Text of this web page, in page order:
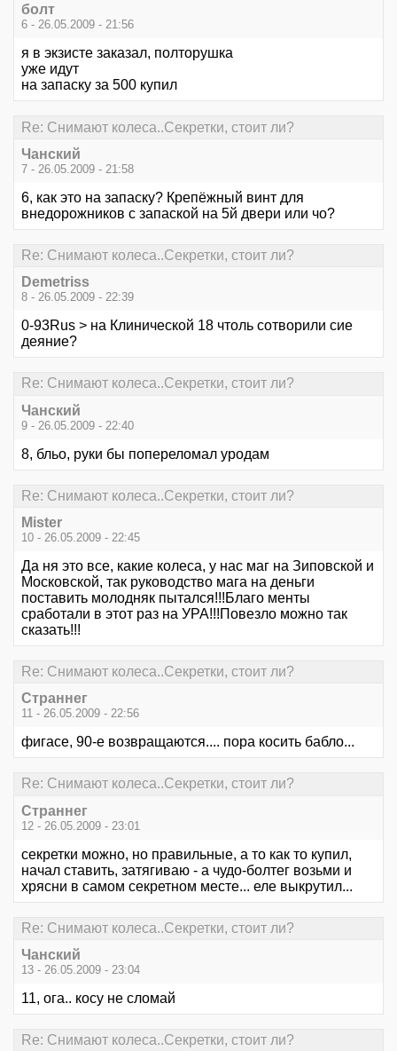
болт
6 - 26.05.2009 - 21:56
я в экзисте заказал, полторушка
уже идут
на запаску за 500 купил
Re: Снимают колеса..Секретки, стоит ли?
Чанский
7 - 26.05.2009 - 21:58
6, как это на запаску? Крепёжный винт для
внедорожников с запаской на 5й двери или чо?
Re: Снимают колеса..Секретки, стоит ли?
Demetriss
8 - 26.05.2009 - 22:39
0-93Rus > на Клинической 18 чтоль сотворили сие
деяние?
Re: Снимают колеса..Секретки, стоит ли?
Чанский
9 - 26.05.2009 - 22:40
8, бльо, руки бы попереломал уродам
Re: Снимают колеса..Секретки, стоит ли?
Mister
10 - 26.05.2009 - 22:45
Да ня это все, какие колеса, у нас маг на Зиповской и
Московской, так руководство мага на деньги
поставить молодняк пытался!!!Благо менты
сработали в этот раз на УРА!!!Повезло можно так
сказать!!!
Re: Снимают колеса..Секретки, стоит ли?
Страннег
11 - 26.05.2009 - 22:56
фигасе, 90-е возвращаются.... пора косить бабло...
Re: Снимают колеса..Секретки, стоит ли?
Страннег
12 - 26.05.2009 - 23:01
секретки можно, но правильные, а то как то купил,
начал ставить, затягиваю - а чудо-болтег возьми и
хрясни в самом секретном месте... еле выкрутил...
Re: Снимают колеса..Секретки, стоит ли?
Чанский
13 - 26.05.2009 - 23:04
11, ога.. косу не сломай
Re: Снимают колеса..Секретки, стоит ли?